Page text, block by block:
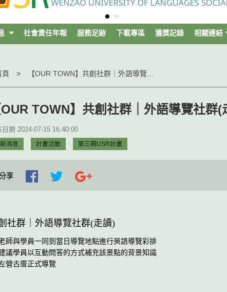
社會責任年報 服務足跡 下載專區 獲獎記錄 相關連結
頁
OUR TOWN】共創社群｜外語導覽社群(
日期 2024-07-15 16:40:00
消息 計畫活動 第三期USR計畫
享
社群｜外語導覽社群(走讀)
師與學員一同到當日導覽地點進行英語導覽彩排
議學員以互動問答的方式補充該景點的背景知識
營古厝正式導覽